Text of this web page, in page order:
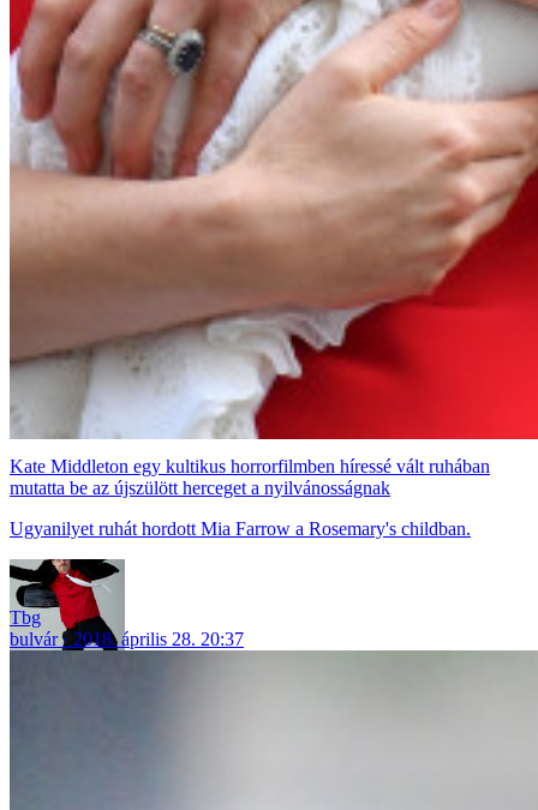
Kate Middleton egy kultikus horrorfilmben híressé vált ruhában
mutatta be az újszülött herceget a nyilvánosságnak
Ugyanilyet ruhát hordott Mia Farrow a Rosemary's childban.
Tbg
bulvár
2018. április 28. 20:37